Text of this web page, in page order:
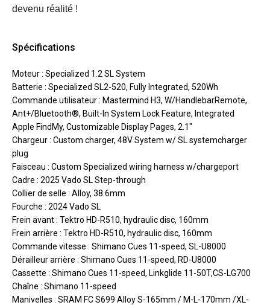
devenu réalité !
Spécifications
Moteur : Specialized 1.2 SL System
Batterie : Specialized SL2-520, Fully Integrated, 520Wh
Commande utilisateur : Mastermind H3, W/HandlebarRemote,
Ant+/Bluetooth®, Built-In System Lock Feature, Integrated
Apple FindMy, Customizable Display Pages, 2.1"
Chargeur : Custom charger, 48V System w/ SL systemcharger
plug
Faisceau : Custom Specialized wiring harness w/chargeport
Cadre : 2025 Vado SL Step-through
Collier de selle : Alloy, 38.6mm
Fourche : 2024 Vado SL
Frein avant : Tektro HD-R510, hydraulic disc, 160mm
Frein arrière : Tektro HD-R510, hydraulic disc, 160mm
Commande vitesse : Shimano Cues 11-speed, SL-U8000
Dérailleur arrière : Shimano Cues 11-speed, RD-U8000
Cassette : Shimano Cues 11-speed, Linkglide 11-50T,CS-LG700
Chaîne : Shimano 11-speed
Manivelles : SRAM FC S699 Alloy S-165mm / M-L-170mm /XL-